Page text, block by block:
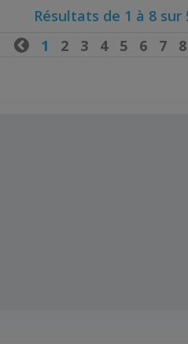
Résultats de 1 à 8 sur
1 2 3 4 5 6 7 8